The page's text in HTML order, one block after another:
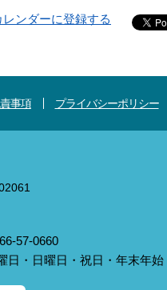
レンダーに登録する
事項 プライバシーポリシー
57-0660
日・日曜日・祝日・年末年始